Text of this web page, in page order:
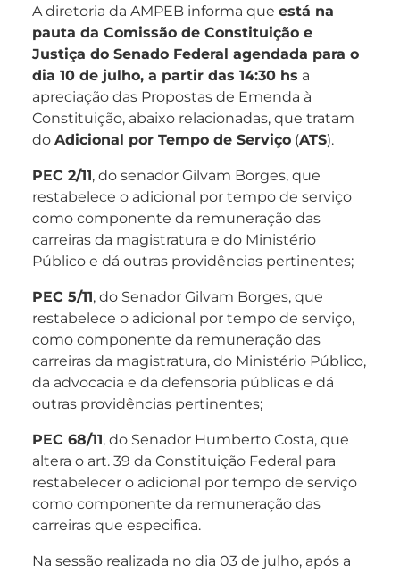
A diretoria da AMPEB informa que está na
pauta da Comissão de Constituição e
Justiça do Senado Federal agendada para o
dia 10 de julho, a partir das 14:30 hs a
apreciação das Propostas de Emenda à
Constituição, abaixo relacionadas, que tratam
do Adicional por Tempo de Serviço (ATS).
PEC 2/11, do senador Gilvam Borges, que
restabelece o adicional por tempo de serviço
como componente da remuneração das
carreiras da magistratura e do Ministério
Público e dá outras providências pertinentes;
PEC 5/11, do Senador Gilvam Borges, que
restabelece o adicional por tempo de serviço,
como componente da remuneração das
carreiras da magistratura, do Ministério Público,
da advocacia e da defensoria públicas e dá
outras providências pertinentes;
PEC 68/11, do Senador Humberto Costa, que
altera o art. 39 da Constituição Federal para
restabelecer o adicional por tempo de serviço
como componente da remuneração das
carreiras que especifica.
Na sessão realizada no dia 03 de julho, após a